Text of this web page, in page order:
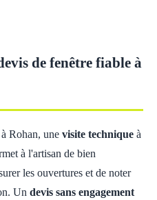
de fenêtre fiable à
Rohan, une visite technique à
à l'artisan de bien
les ouvertures et de noter
Un devis sans engagement